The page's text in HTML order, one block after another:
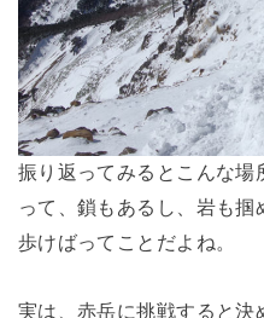
振り返ってみるとこんな場
って、鎖もあるし、岩も掴
歩けばってことだよね。
実は、赤岳に挑戦すると決